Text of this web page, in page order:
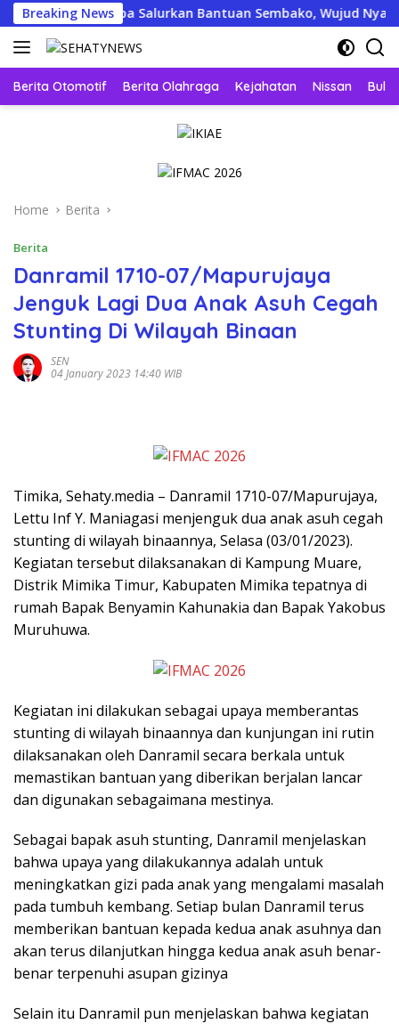
Skip
to
content
Breaking News
Menyapa Salurkan Bantuan Sembako, Wujud Nyata
Berita Otomotif Berita Olahraga Kejahatan Nissan
Home Berita
Berita
Danramil 1710-07/Mapurujaya
Jenguk Lagi Dua Anak Asuh Cegah
Stunting Di Wilayah Binaan
SEN
04 January 2023 14:40 WIB
Timika, Sehaty.media – Danramil 1710-07/Mapurujaya,
Lettu Inf Y. Maniagasi menjenguk dua anak asuh cegah
stunting di wilayah binaannya, Selasa (03/01/2023).
Kegiatan tersebut dilaksanakan di Kampung Muare,
Distrik Mimika Timur, Kabupaten Mimika tepatnya di
rumah Bapak Benyamin Kahunakia dan Bapak Yakobus
Muruhuwa.
Kegiatan ini dilakukan sebagai upaya memberantas
stunting di wilayah binaannya dan kunjungan ini rutin
dilaksanakan oleh Danramil secara berkala untuk
memastikan bantuan yang diberikan berjalan lancar
dan digunakan sebagaimana mestinya.
Sebagai bapak asuh stunting, Danramil menjelaskan
bahwa upaya yang dilakukannya adalah untuk
meningkatkan gizi pada anak yang mengalami masalah
pada tumbuh kembang. Setiap bulan Danramil terus
memberikan bantuan kepada kedua anak asuhnya dan
akan terus dilanjutkan hingga kedua anak asuh benar-
benar terpenuhi asupan gizinya
Selain itu Danramil pun menjelaskan bahwa kegiatan